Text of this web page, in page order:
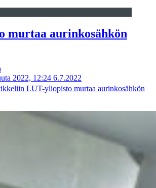
murtaa aurinkosähkön
2022, 12:24 6.7.2022
LUT-yliopisto murtaa aurinkosähkön